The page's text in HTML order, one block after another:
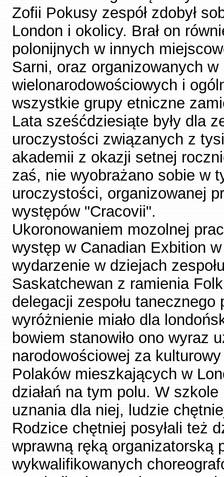
Zofii Pokusy zespół zdobył
London i okolicy. Brał on
polonijnych w innych
Sarni, oraz organizowanych
wielonarodowościowych i
wszystkie grupy etniczne
Lata sześćdziesiąte były dla
uroczystości związanych z
akademii z okazji setnej
zaś, nie wyobrażano sobie w
uroczystości, organizowanej
występów "Cracovii".
Ukoronowaniem mozolnej
występ w Canadian Exbition
wydarzenie w dziejach
Saskatchewan z ramienia
delegacji zespołu
wyróżnienie miało dla
bowiem stanowiło ono wyraz
narodowościowej za
Polaków mieszkających w
działań na tym polu. W
uznania dla niej, ludzie
Rodzice chętniej posyłali też
wprawną ręką organizatorską
wykwalifikowanych